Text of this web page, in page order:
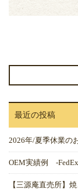
最近の投稿
2026年/夏季休業の
OEM実績例 -
【三源庵直売所】